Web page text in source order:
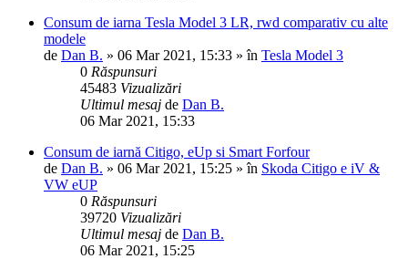
Consum de iarna Tesla Model 3 LR, rwd comparativ cu alte
modele
de Dan B. » 06 Mar 2021, 15:33 » în Tesla Model 3
0 Răspunsuri
45483 Vizualizări
Ultimul mesaj de Dan B.
06 Mar 2021, 15:33
Consum de iarnă Citigo, eUp si Smart Forfour
de Dan B. » 06 Mar 2021, 15:25 » în Skoda Citigo e iV &
VW eUP
0 Răspunsuri
39720 Vizualizări
Ultimul mesaj de Dan B.
06 Mar 2021, 15:25